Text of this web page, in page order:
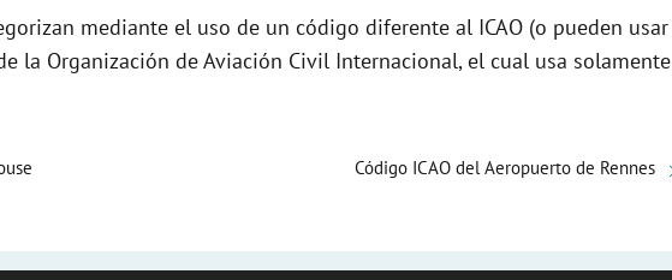
e
mediante el uso de un código diferente al ICAO (o pueden usar
la Organización de Aviación Civil Internacional, el cual usa solamente
Código ICAO del Aeropuerto de Rennes